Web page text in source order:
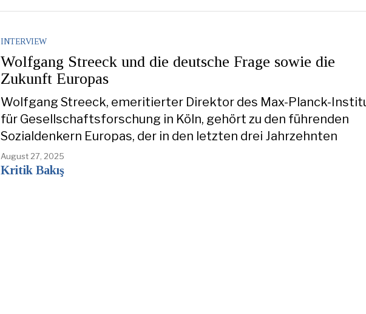
INTERVIEW
Wolfgang Streeck und die deutsche Frage sowie die
Zukunft Europas
Wolfgang Streeck, emeritierter Direktor des Max-Planck-
für Gesellschaftsforschung in Köln, gehört zu den führenden
Sozialdenkern Europas, der in den letzten drei Jahrzehnten
August 27, 2025
Kritik Bakış